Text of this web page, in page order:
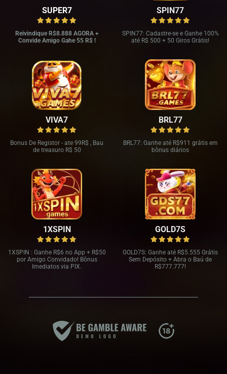
SUPER7
Reivindique R$8.888 AGORA +
Convide Amigo Gahe 55 R$ !
SPIN77
SPIN77: Cadastre-se e Ganhe 100%
até R$ 500 + 50 Giros Grátis!
VIVA7
Bonus De Registor - ate 99R$ , Bau
de treasuro R$ 50
BRL77
BRL77: Ganhe até R$911 grátis em
bônus diários
1XSPIN
1XSPIN : Ganhe R$6 no App + R$50
por Amigo Convidado! Bônus
Imediatos via PIX.
GOLD7S
GOLD7S: Ganhe até R$5.555 Grátis
Sem Depósito + Abra o Baú de
R$777.777!